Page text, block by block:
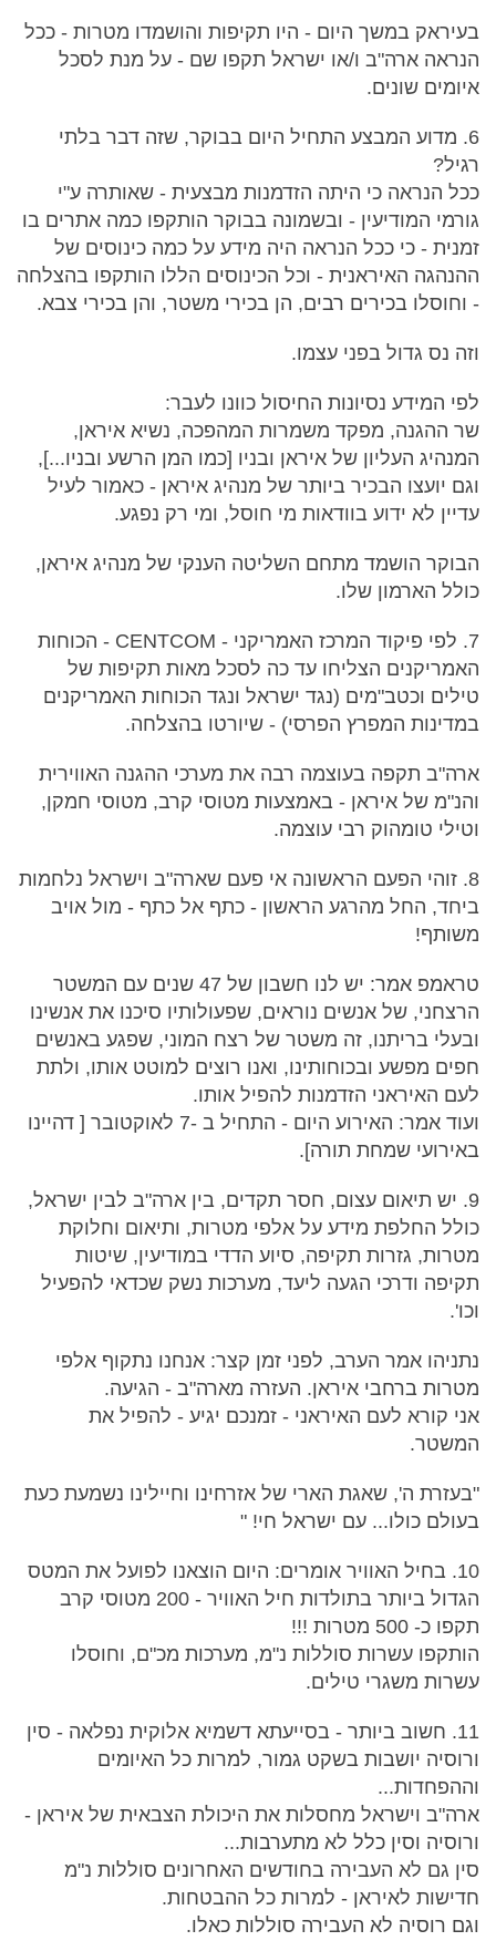
בעיראק במשך היום - היו תקיפות והושמדו מטרות - ככל
הנראה ארה"ב ו/או ישראל תקפו שם - על מנת לסכל
איומים שונים.
6. מדוע המבצע התחיל היום בבוקר, שזה דבר בלתי
רגיל?
ככל הנראה כי היתה הזדמנות מבצעית - שאותרה ע"י
גורמי המודיעין - ובשמונה בבוקר הותקפו כמה אתרים בו
זמנית - כי ככל הנראה היה מידע על כמה כינוסים של
ההנהגה האיראנית - וכל הכינוסים הללו הותקפו בהצלחה
- וחוסלו בכירים רבים, הן בכירי משטר, והן בכירי צבא.
וזה נס גדול בפני עצמו.
לפי המידע נסיונות החיסול כוונו לעבר:
שר ההגנה, מפקד משמרות המהפכה, נשיא איראן,
המנהיג העליון של איראן ובניו [כמו המן הרשע ובניו...],
וגם יועצו הבכיר ביותר של מנהיג איראן - כאמור לעיל
עדיין לא ידוע בוודאות מי חוסל, ומי רק נפגע.
הבוקר הושמד מתחם השליטה הענקי של מנהיג איראן,
כולל הארמון שלו.
7. לפי פיקוד המרכז האמריקני - CENTCOM - הכוחות
האמריקנים הצליחו עד כה לסכל מאות תקיפות של
טילים וכטב"מים (נגד ישראל ונגד הכוחות האמריקנים
במדינות המפרץ הפרסי) - שיורטו בהצלחה.
ארה"ב תקפה בעוצמה רבה את מערכי ההגנה האווירית
והנ"מ של איראן - באמצעות מטוסי קרב, מטוסי חמקן,
וטילי טומהוק רבי עוצמה.
8. זוהי הפעם הראשונה אי פעם שארה"ב וישראל נלחמות
ביחד, החל מהרגע הראשון - כתף אל כתף - מול אויב
משותף!
טראמפ אמר: יש לנו חשבון של 47 שנים עם המשטר
הרצחני, של אנשים נוראים, שפעולותיו סיכנו את אנשינו
ובעלי בריתנו, זה משטר של רצח המוני, שפגע באנשים
חפים מפשע ובכוחותינו, ואנו רוצים למוטט אותו, ולתת
לעם האיראני הזדמנות להפיל אותו.
ועוד אמר: האירוע היום - התחיל ב -7 לאוקטובר [ דהיינו
באירועי שמחת תורה].
9. יש תיאום עצום, חסר תקדים, בין ארה"ב לבין ישראל,
כולל החלפת מידע על אלפי מטרות, ותיאום וחלוקת
מטרות, גזרות תקיפה, סיוע הדדי במודיעין, שיטות
תקיפה ודרכי הגעה ליעד, מערכות נשק שכדאי להפעיל
וכו'.
נתניהו אמר הערב, לפני זמן קצר: אנחנו נתקוף אלפי
מטרות ברחבי איראן. העזרה מארה"ב - הגיעה.
אני קורא לעם האיראני - זמנכם יגיע - להפיל את
המשטר.
"בעזרת ה', שאגת הארי של אזרחינו וחיילינו נשמעת כעת
בעולם כולו... עם ישראל חי! "
10. בחיל האוויר אומרים: היום הוצאנו לפועל את המטס
הגדול ביותר בתולדות חיל האוויר - 200 מטוסי קרב
תקפו כ- 500 מטרות !!!
הותקפו עשרות סוללות נ"מ, מערכות מכ"ם, וחוסלו
עשרות משגרי טילים.
11. חשוב ביותר - בסייעתא דשמיא אלוקית נפלאה - סין
ורוסיה יושבות בשקט גמור, למרות כל האיומים
וההפחדות...
ארה"ב וישראל מחסלות את היכולת הצבאית של איראן -
ורוסיה וסין כלל לא מתערבות...
סין גם לא העבירה בחודשים האחרונים סוללות נ"מ
חדישות לאיראן - למרות כל ההבטחות.
וגם רוסיה לא העבירה סוללות כאלו.